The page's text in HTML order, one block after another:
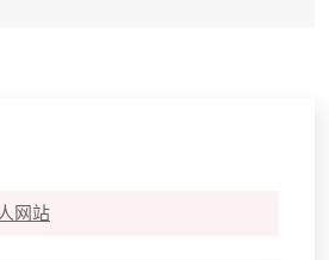
网站